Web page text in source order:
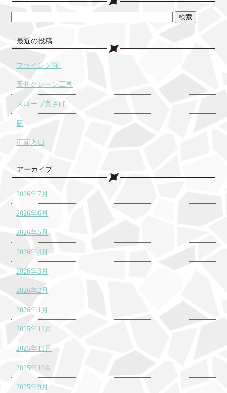
最近の投稿
フライング軽!
天井クレーン工事
スロープ良さげ
庇
正面入口
アーカイブ
2026年7月
2026年6月
2026年5月
2026年4月
2026年3月
2026年2月
2026年1月
2025年12月
2025年11月
2025年10月
2025年9月